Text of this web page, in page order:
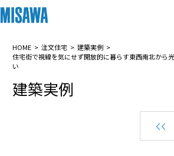
住まい
建てる [注文住宅]
土地活用
HOME 注文住宅
建築実例
住宅街で視線を気にせず開放的に暮らす東西南北から
い
建築実例